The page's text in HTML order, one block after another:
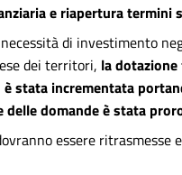
e riapertura termini
di investimento
dei territori, la
è stata incrementata
delle domande è stata
essere